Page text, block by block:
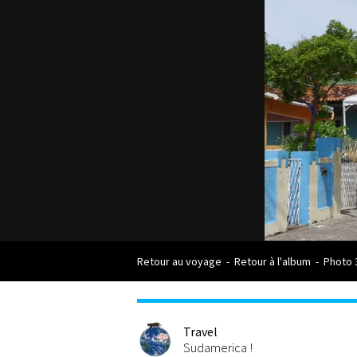
Retour au voyage - Retour à l'album - Photo
Travel
Sudamerica !